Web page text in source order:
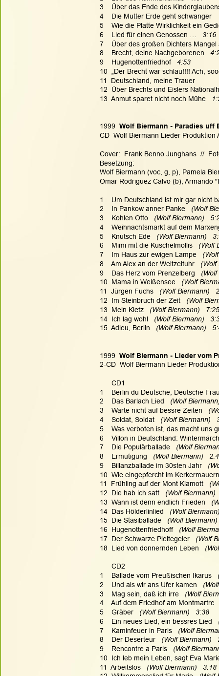
3    Über das Ende des
4    Die Mutter Erde geht schwanger
5    Wie die Platte Wirklichkeit ein
6    Lied für einen Genossen … 3:16
7    Über des großen Dichters
8    Brecht, deine Nachgeborenen
9    Hugenottenfriedhof 4:53
10  „Der Brecht war schlau!!!! Ach,
11  Deutschland, meine Trauer
12  Über Brechts und Eislers
13  Anmut sparet nicht noch Mühe
1999 Wolf Biermann - Paradies uff
CD  Wolf Biermann Lieder Produktion
Cover:  Frank Benno Junghans  //
Besetzung:
Wolf Biermann (voc, g, p), Pamela
Omar Rodriguez Calvo (b), Armando
1    Um Deutschland ist mir gar nicht
2    In Pankow anner Panke
(Wolf
3    Kohlen Otto
(Wolf Biermann)
4    Weihnachtsmarkt auf dem
5    Knutsch Ede
(Wolf Biermann)
6    Mimi mit die Kuschelmollis
(Wolf
7    Im Haus zur ewigen Lampe
8    Am Alex an der Weltzeituhr
9    Das Herz vom Prenzelberg
10  Mama in Weißensee
(Wolf
11  Jürgen Fuchs
(Wolf Biermann)
12  Im Steinbruch der Zeit
(Wolf
13  Mein Kietz
   (Wolf Biermann)   7:25
14  Ich lag wohl
(Wolf Biermann)
15  Adieu, Berlin
(Wolf Biermann)
1999 Wolf Biermann - Lieder vom
2-CD  Wolf Biermann Lieder
      CD1
1    Berlin du Deutsche, Deutsche
2    Das Barlach Lied
(Wolf
3    Warte nicht auf bessre Zeiten
4    Soldat, Soldat
(Wolf Biermann)
5    Was verboten ist, das macht uns
6    Villon in Deutschland:
7    Die Populärballade
(Wolf
8    Ermutigung
(Wolf Biermann)
9    Billanzballade im 30sten Jahr
10  Wie eingepfercht im Kerkermauern
11  Frühling auf der Mont Klamott
12  Die hab ich satt
(Wolf Biermann)
13  Wann ist denn endlich Frieden
14  Das Hölderlinlied
(Wolf
15  Die Stasiballade
(Wolf Biermann)
16  Hugenottenfriedhoff
(Wolf
17  Der Schwarze Pleitegeier
(Wolf
18  Lied von donnernden Leben
      CD2
1    Ballade vom Preußischen Ikarus
2    Und als wir ans Ufer kamen
3    Mag sein, daß ich irre
(Wolf
4    Auf dem Friedhof am Montmartre
5    Gräber
   (Wolf Biermann)   3:38
6    Ein neues Lied, ein bessres Lied
7    Kaminfeuer in Paris
(Wolf
8    Der Deserteur
(Wolf Biermann)
9    Rencontre a Paris
(Wolf
10  Ich leb mein Leben, sagt Eva
11  Arbeitslos
   (Wolf Biermann)   3:18